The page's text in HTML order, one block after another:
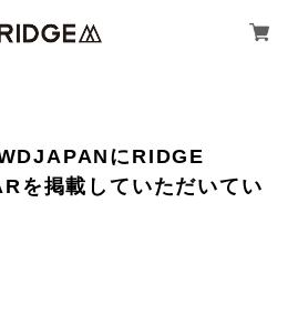
にRIDGE
を掲載していただいてい